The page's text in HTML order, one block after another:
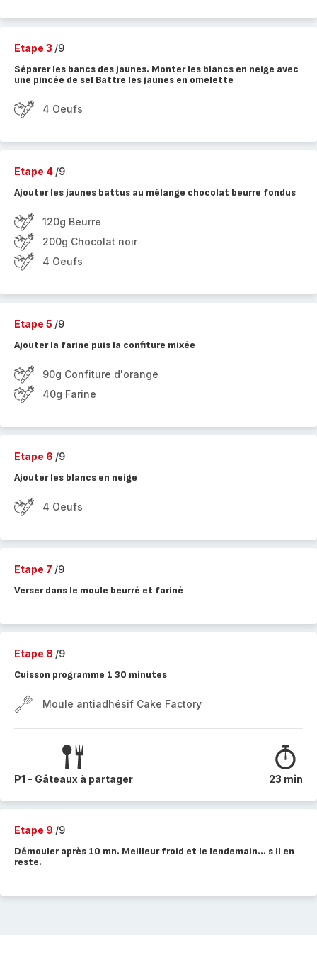
Etape 3 /9
Séparer les bancs des jaunes. Monter les blancs en neige avec
une pincée de sel Battre les jaunes en omelette
4 Oeufs
Etape 4 /9
Ajouter les jaunes battus au mélange chocolat beurre fondus
120g Beurre
200g Chocolat noir
4 Oeufs
Etape 5 /9
Ajouter la farine puis la confiture mixée
90g Confiture d'orange
40g Farine
Etape 6 /9
Ajouter les blancs en neige
4 Oeufs
Etape 7 /9
Verser dans le moule beurré et fariné
Etape 8 /9
Cuisson programme 1 30 minutes
Moule antiadhésif Cake Factory
P1 - Gâteaux à partager 23 min
Etape 9 /9
Démouler après 10 mn. Meilleur froid et le lendemain... s il en
reste.